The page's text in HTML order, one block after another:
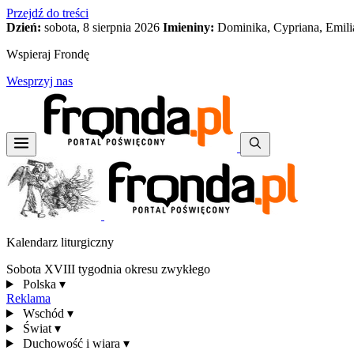
Przejdź do treści
Dzień: sobota, 8 sierpnia 2026 Imieniny: Dominika, Cypriana,
Wspieraj Frondę
Wesprzyj nas
Kalendarz liturgiczny
Sobota XVIII tygodnia okresu zwykłego
Polska ▾
Reklama
Wschód ▾
Świat ▾
Duchowość i wiara ▾